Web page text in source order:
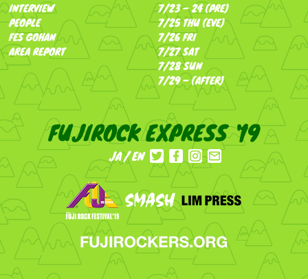
INTERVIEW
PEOPLE
FES GOHAN
AREA REPORT
7/23 – 24 (PRE)
7/25 THU (EVE)
7/26 FRI
7/27 SAT
7/28 SUN
7/29 – (AFTER)
FUJIROCK EXPRESS '19
JA EN